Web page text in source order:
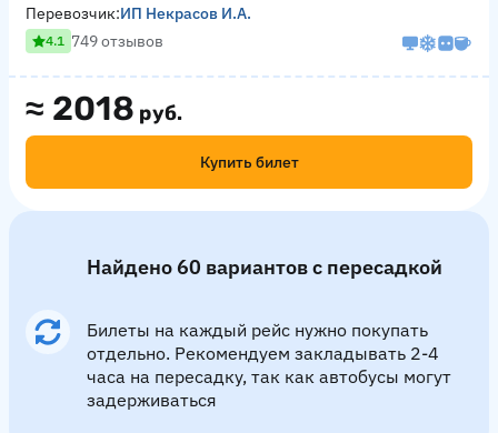
≈ 2018 руб.
Купить билет
Перевозчик:ИП Некрасов И.А.
4.1 749 отзывов
Найдено 60 вариантов с пересадкой
Билеты на каждый рейс нужно покупать
отдельно. Рекомендуем закладывать 2-4
часа на пересадку, так как автобусы могут
задерживаться